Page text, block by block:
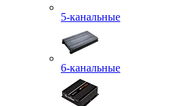
5-канальные
6-канальные